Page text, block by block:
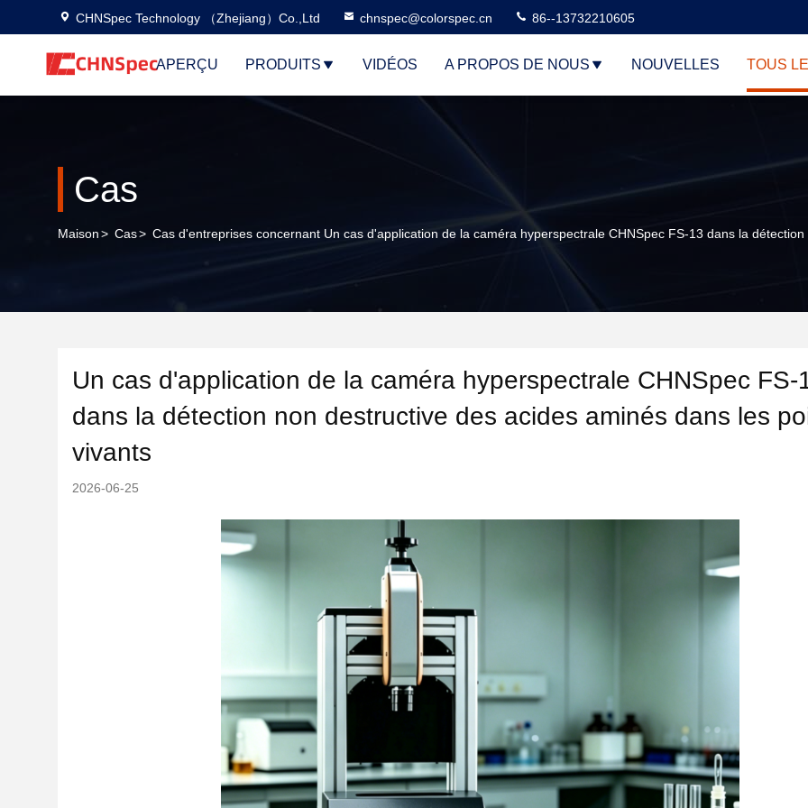
CHNSpec Technology （Zhejiang）Co.,Ltd chnspec@colorspec.cn 86--13732210605
APERÇU PRODUITS VIDÉOS A PROPOS DE NOUS NOUVELLES TOUS
Cas
Maison> Cas> Cas d'entreprises concernant Un cas d'application de la caméra hyperspectrale CHNSpec FS-13 dans la
Un cas d'application de la caméra hyperspectrale CHNSpec FS-
dans la détection non destructive des acides aminés dans les
vivants
2026-06-25